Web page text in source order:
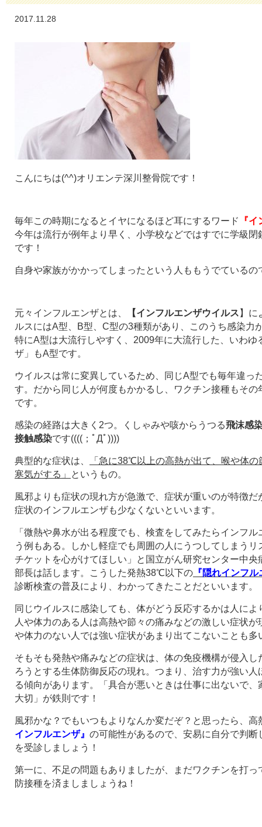
2017.11.28
こんにちは(^^)オリエンテ深川整骨院です！
毎年この時期になるとイヤになるほど耳にするワード
『
今年は流行が例年より早く、小学校などではすでに学級閉
です！
自身や家族がかかってしまったという人ももうでているの
元々インフルエンザとは、 【インフルエンザウイルス 】に
ルスにはA型、B型、C型の3種類があり、このうち感染力
特にA型は大流行しやすく、2009年に大流行した、いわゆ
ザ」もA型です。
ウイルスは常に変異しているため、同じA型でも毎年違っ
す。だから同じ人が何度もかかるし、ワクチン接種もその
です。
感染の経路は大きく2つ。くしゃみや咳からうつる飛沫感
接触感染です((((；ﾟДﾟ))))
典型的な症状は、
「急に38℃以上の高熱が出て、喉や体
寒気がする」
というもの。
風邪よりも症状の現れ方が急激で、症状が重いのが特徴だ
症状のインフルエンザも少なくないといいます。
「微熱や鼻水が出る程度でも、検査をしてみたらインフ
う例もある。しかし軽症でも周囲の人にうつしてしまう
チケットを心がけてほしい」と国立がん研究センター中央
部長は話します。こうした発熱38℃以下の 『隠れインフ
診断検査の普及により、わかってきたことだといいます。
同じウイルスに感染しても、体がどう反応するかは人によ
人や体力のある人は高熱や節々の痛みなどの激しい症状
や体力のない人では強い症状があまり出てこないことも多
そもそも発熱や痛みなどの症状は、体の免疫機構が侵入し
ろうとする生体防御反応の現れ。つまり、治す力が強い人
る傾向があります。「具合が悪いときは仕事に出ないで、
大切」が鉄則です！
風邪かな？でもいつもよりなんか変だぞ？と思ったら、高
インフルエンザ』 の可能性があるので、安易に自分で判断
を受診しましょう！
第一に、不足の問題もありましたが、まだワクチンを打っ
防接種を済ましましょうね！